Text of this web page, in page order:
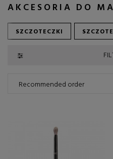
AKCESORIA DO
SZCZOTECZKI